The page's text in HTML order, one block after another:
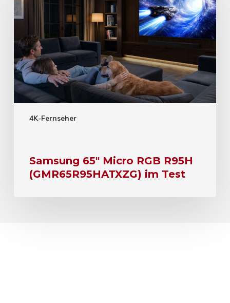
4K-Fernseher
Samsung 65″ Micro RGB R95H
(GMR65R95HATXZG) im Test